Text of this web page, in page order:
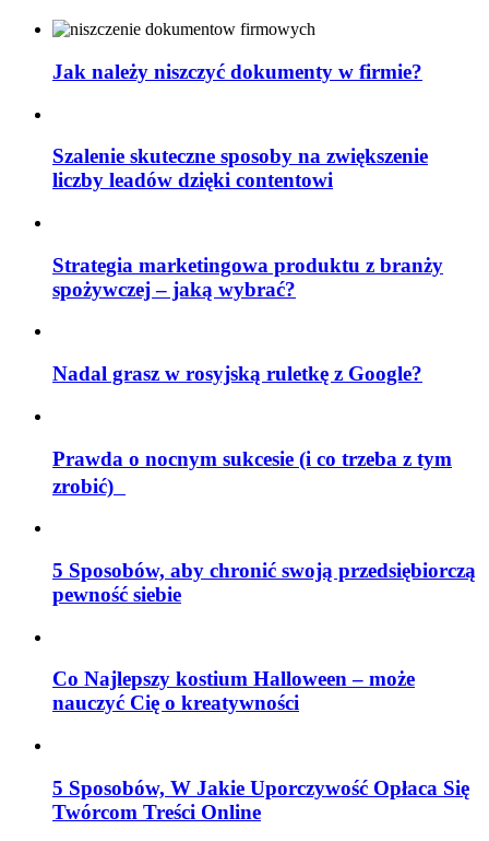
Jak należy niszczyć dokumenty w firmie?
Szalenie skuteczne sposoby na zwiększenie
liczby leadów dzięki contentowi
Strategia marketingowa produktu z branży
spożywczej – jaką wybrać?
Nadal grasz w rosyjską ruletkę z Google?
Prawda o nocnym sukcesie (i co trzeba z tym
zrobić)
5 Sposobów, aby chronić swoją przedsiębiorczą
pewność siebie
Co Najlepszy kostium Halloween – może
nauczyć Cię o kreatywności
5 Sposobów, W Jakie Uporczywość Opłaca Się
Twórcom Treści Online